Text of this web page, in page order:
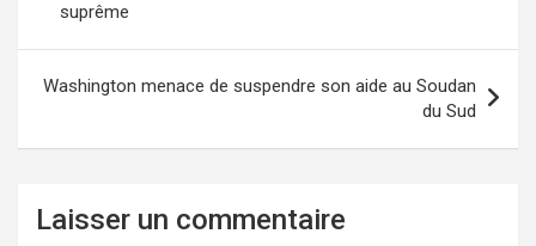
suprême
Washington menace de suspendre son aide au Soudan
du Sud
Laisser un commentaire